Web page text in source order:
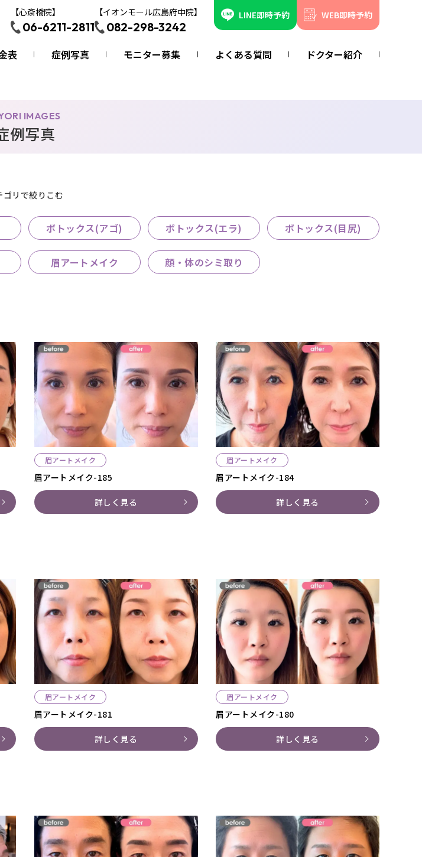
【心斎橋院】
06-6211-2811
【イオンモール広島府中院】
082-298-3242
LINE即時予約 WEB即時予約
表 症例写真 モニター募集 よくある質問 ドクター紹介
IMAGES
例写真
ゴリで絞りこむ
ボトックス(アゴ) ボトックス(エラ) ボトックス(目尻)
眉アートメイク 顔・体のシミ取り
眉アートメイク
眉アートメイク-185
詳しく見る
眉アートメイク
眉アートメイク-184
詳しく見る
眉アートメイク
眉アートメイク-181
詳しく見る
眉アートメイク
眉アートメイク-180
詳しく見る